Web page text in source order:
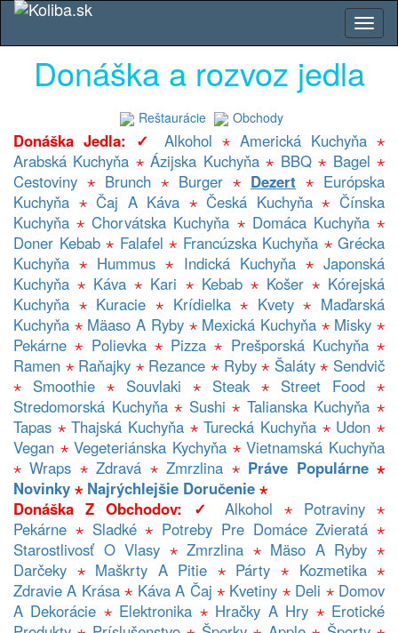
Donáška a rozvoz jedla
Reštaurácie Obchody
Donáška Jedla: ✓ Alkohol ⋆ Americká Kuchyňa⋆
Arabská Kuchyňa ⋆Ázijska Kuchyňa⋆ BBQ⋆ Bagel ⋆
Cestoviny ⋆ Brunch ⋆ Burger ⋆ Dezert ⋆ Európska
Kuchyňa ⋆Čaj A Káva ⋆Česká Kuchyňa⋆Čínska
Kuchyňa ⋆Chorvátska Kuchyňa ⋆ Domáca Kuchyňa⋆
Doner Kebab⋆ Falafel ⋆ Francúzska Kuchyňa ⋆ Grécka
Kuchyňa ⋆ Hummus ⋆ Indická Kuchyňa⋆Japonská
Kuchyňa ⋆ Káva ⋆ Kari ⋆ Kebab⋆ Košer⋆ Kórejská
Kuchyňa ⋆ Kuracie ⋆ Krídielka⋆ Kvety⋆ Maďarská
Kuchyňa ⋆ Mäaso A Ryby⋆ Mexická Kuchyňa⋆ Misky ⋆
Pekárne ⋆ Polievka⋆ Pizza ⋆ Prešporská Kuchyňa⋆
Ramen ⋆ Raňajky ⋆ Rezance ⋆ Ryby⋆ Šaláty⋆ Sendvič
⋆ Smoothie ⋆ Souvlaki ⋆ Steak⋆ Street Food ⋆
Stredomorská Kuchyňa⋆ Sushi ⋆ Talianska Kuchyňa ⋆
Tapas ⋆Thajská Kuchyňa ⋆Turecká Kuchyňa ⋆ Udon ⋆
Vegan ⋆Vegeteriánska Kychyňa ⋆Vietnamská Kuchyňa
⋆Wraps ⋆Zdravá ⋆Zmrzlina ⋆ Práve Populárne⋆
Novinky ⋆ Najrýchlejšie Doručenie ⋆
Donáška Z Obchodov: ✓ Alkohol ⋆ Potraviny ⋆
Pekárne ⋆ Sladké⋆ Potreby Pre Domáce Zvieratá ⋆
Starostlivosť O Vlasy ⋆Zmrzlina ⋆ Mäso A Ryby ⋆
Darčeky ⋆ Maškrty A Pitie ⋆ Párty ⋆ Kozmetika⋆
Zdravie A Krása⋆ Káva A Čaj ⋆ Kvetiny ⋆ Deli ⋆ Domov
A Dekorácie ⋆ Elektronika ⋆ Hračky A Hry ⋆ Erotické